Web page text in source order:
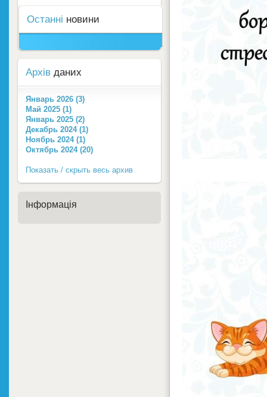
Останні новини
Архів даних
Январь 2026 (3)
Май 2025 (1)
Январь 2025 (2)
Декабрь 2024 (1)
Ноябрь 2024 (1)
Октябрь 2024 (20)
Показать / скрыть весь архив
Інформація